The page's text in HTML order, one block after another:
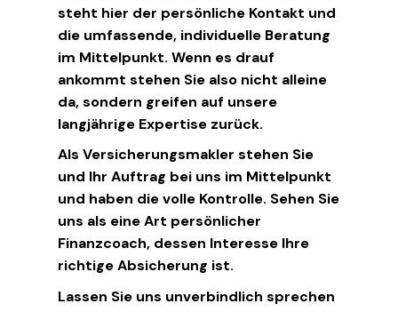
steht hier der persönliche Kontakt und
die umfassende, individuelle Beratung
im Mittelpunkt. Wenn es drauf
ankommt stehen Sie also nicht alleine
da, sondern greifen auf unsere
langjährige Expertise zurück.
Als Versicherungsmakler stehen Sie
und Ihr Auftrag bei uns im Mittelpunkt
und haben die volle Kontrolle. Sehen Sie
uns als eine Art persönlicher
Finanzcoach, dessen Interesse Ihre
richtige Absicherung ist.
Lassen Sie uns unverbindlich sprechen